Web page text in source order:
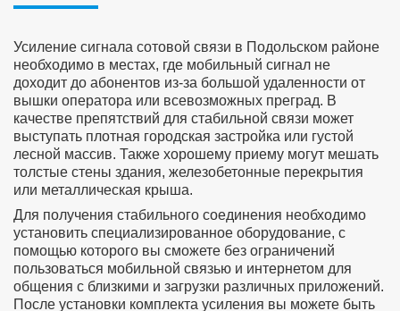
Усиление сигнала сотовой связи в Подольском районе
необходимо в местах, где мобильный сигнал не
доходит до абонентов из-за большой удаленности от
вышки оператора или всевозможных преград. В
качестве препятствий для стабильной связи может
выступать плотная городская застройка или густой
лесной массив. Также хорошему приему могут мешать
толстые стены здания, железобетонные перекрытия
или металлическая крыша.
Для получения стабильного соединения необходимо
установить специализированное оборудование, с
помощью которого вы сможете без ограничений
пользоваться мобильной связью и интернетом для
общения с близкими и загрузки различных приложений.
После установки комплекта усиления вы можете быть